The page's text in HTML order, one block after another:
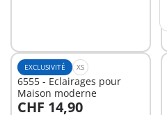
EXCLUSIVITÉ XS
6555 - Eclairages pour
Maison moderne
CHF 14,90